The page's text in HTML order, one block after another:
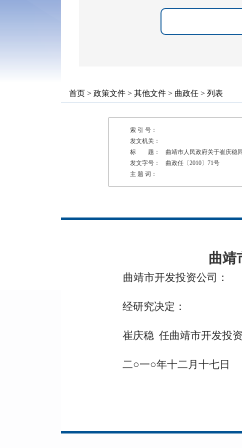
首页 > 政策文件 > 其他文件 > 曲政任 > 列表
索 引 号：
发文机关：
标 题：
曲靖市人民政府关于崔庆稳
发文字号：
曲政任〔2010〕71号
主 题 词：
曲靖
曲靖市开发投资公司：
经研究决定：
崔庆稳 任曲靖市开发投
二○一○年十二月十七日